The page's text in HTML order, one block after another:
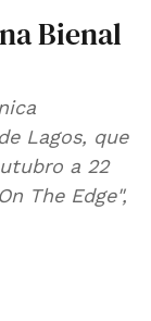
Bienal
Lagos, que
a 22
The Edge",